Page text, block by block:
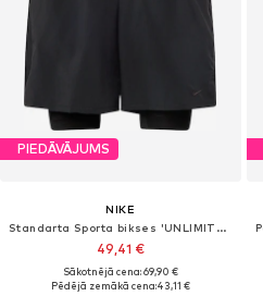
PIEDĀVĀJUMS
NIKE
Standarta Sporta bikses 'UNLIMITED'
49,41 €
Sākotnējā cena: 69,90 €
Pēdējā zemākā cena:43,11 €